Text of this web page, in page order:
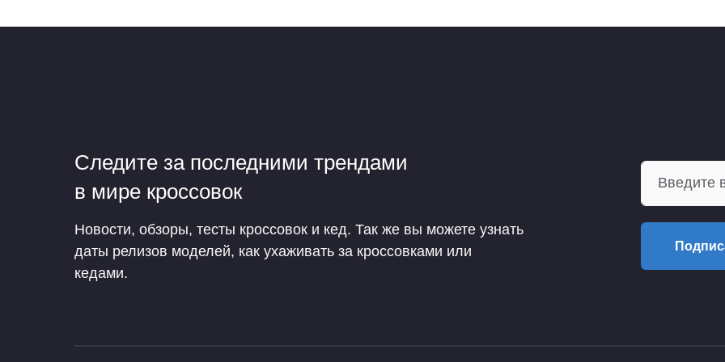
Следите за последними трендами
в мире кроссовок
Новости, обзоры, тесты кроссовок и кед. Так же вы можете узнать
даты релизов моделей, как ухаживать за кроссовками или
кедами.